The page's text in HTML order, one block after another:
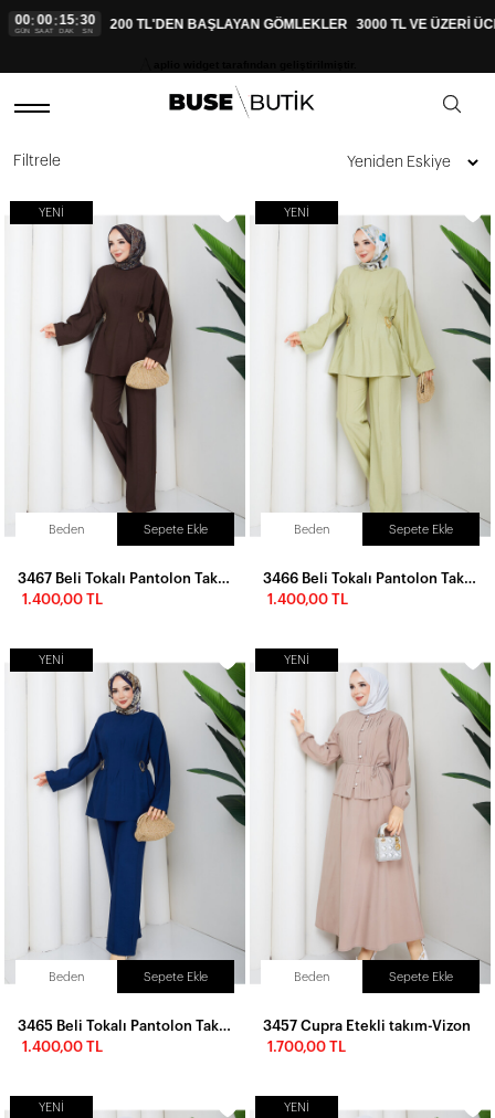
27 200 TL'DEN BAŞLAYAN GÖMLEKLER 3000 TL VE ÜZERİ ÜCRETSİZ
Filtrele
YENI
Beden Sepete Ekle
1.400,00 TL
YENI
Beden Sepete Ekle
1.400,00 TL
YENI
Beden Sepete Ekle
1.400,00 TL
YENI
Beden Sepete Ekle
3457 Cupra Etekli takım-Vizon
1.700,00 TL
YENI YENI